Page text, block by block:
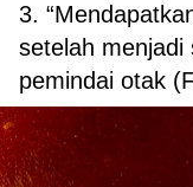
3.
setelah menjadi
pemindai otak